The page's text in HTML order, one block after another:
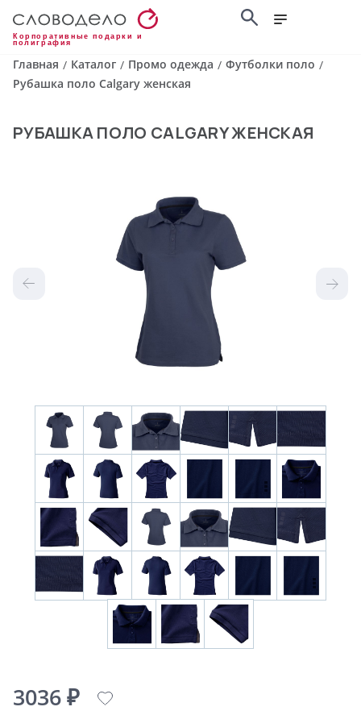
Корпоративные подарки и
полиграфия
Главная / Каталог / Промо одежда / Футболки поло /
Рубашка поло Calgary женская
РУБАШКА ПОЛО CALGARY ЖЕНСКАЯ
3036 ₽